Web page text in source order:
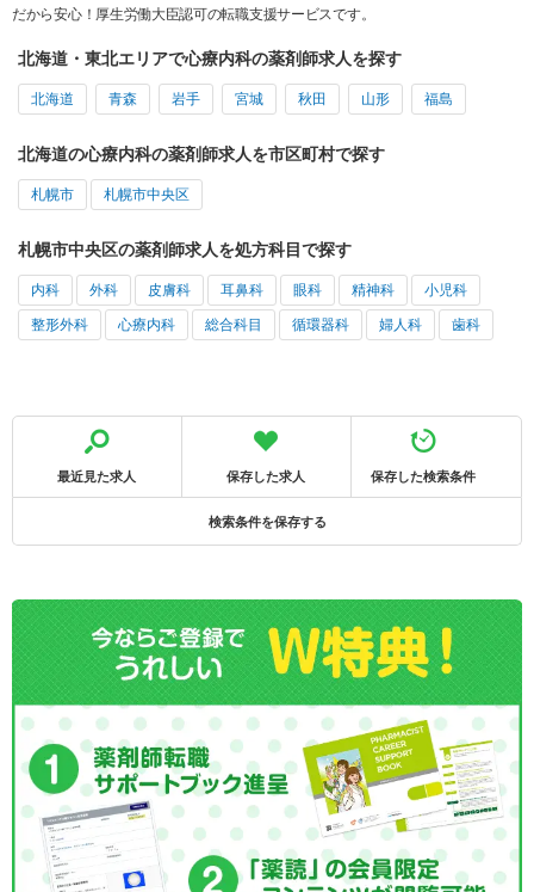
だから安心！厚生労働大臣認可の転職支援サービスです。
北海道・東北エリアで心療内科の薬剤師求人を探す
北海道 青森 岩手 宮城 秋田 山形 福島
北海道の心療内科の薬剤師求人を市区町村で探す
札幌市 札幌市中央区
札幌市中央区の薬剤師求人を処方科目で探す
内科 外科 皮膚科 耳鼻科 眼科 精神科 小児科
整形外科 心療内科 総合科目 循環器科 婦人科 歯科
最近見た求人 保存した求人 保存した検索条件
検索条件を保存する